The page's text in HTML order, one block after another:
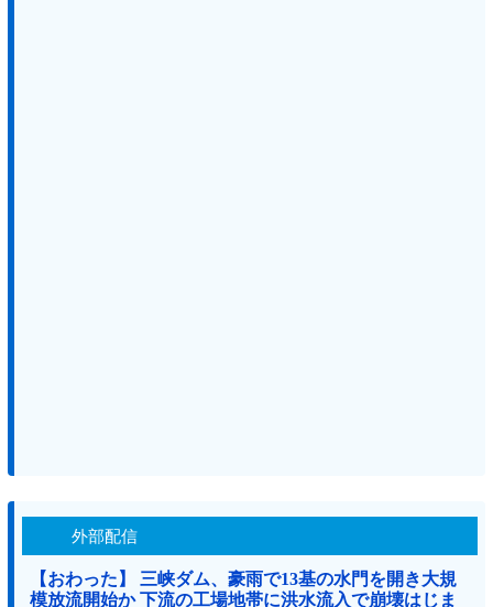
外部配信
【おわった】 三峡ダム、豪雨で13基の水門を開き大規
模放流開始か 下流の工場地帯に洪水流入で崩壊はじま